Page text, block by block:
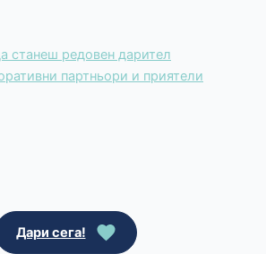
станеш редовен дарител
партньори и приятели
Дари сега!